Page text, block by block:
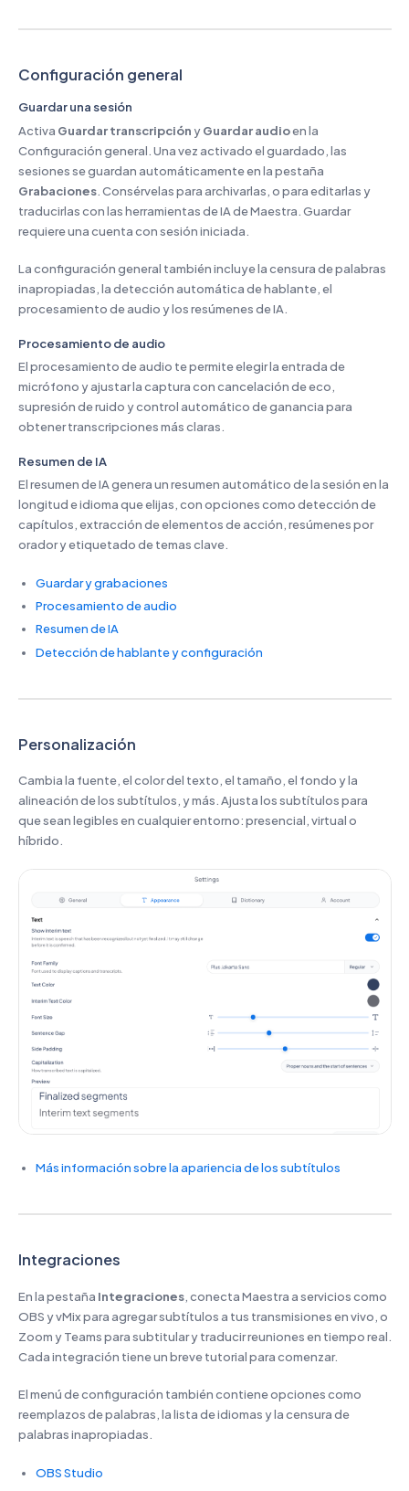
Configuración general
Guardar una sesión
Activa Guardar transcripción yGuardar audioen la
Configuración general. Una vez activado el guardado, las
sesiones se guardan automáticamente en la pestaña
Grabaciones. Consérvelas para archivarlas, o para editarlas y
traducirlas con las herramientas de IA de Maestra. Guardar
requiere una cuenta con sesión iniciada.
La configuración general también incluye la censura de palabras
inapropiadas, la detección automática de hablante, el
procesamiento de audio y los resúmenes de IA.
Procesamiento de audio
El procesamiento de audio te permite elegir la entrada de
micrófono y ajustar la captura con cancelación de eco,
supresión de ruido y control automático de ganancia para
obtener transcripciones más claras.
Resumen de IA
El resumen de IA genera un resumen automático de la sesión en la
longitud e idioma que elijas, con opciones como detección de
capítulos, extracción de elementos de acción, resúmenes por
orador y etiquetado de temas clave.
Guardar y grabaciones
Procesamiento de audio
Resumen de IA
Detección de hablante y configuración
Personalización
Cambia la fuente, el color del texto, el tamaño, el fondo y la
alineación de los subtítulos, y más. Ajusta los subtítulos para
que sean legibles en cualquier entorno: presencial, virtual o
híbrido.
Más información sobre la apariencia de los subtítulos
Integraciones
En la pestaña Integraciones, conecta Maestra a servicios como
OBS y vMix para agregar subtítulos a tus transmisiones en vivo, o
Zoom y Teams para subtitular y traducir reuniones en tiempo real.
Cada integración tiene un breve tutorial para comenzar.
El menú de configuración también contiene opciones como
reemplazos de palabras, la lista de idiomas y la censura de
palabras inapropiadas.
OBS Studio